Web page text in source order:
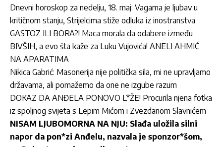
Dnevni horoskop za nedelju, 18. maj: Vagama je ljubav u
kritičnom stanju, Strijelcima stiže odluka iz inostranstva
GASTOZ ILI BORA?! Maca morala da odabere između
BIVŠIH, a evo šta kaže za Luku Vujovića! ANELI AHMIĆ
NA APARATIMA
Nikica Gabrić: Masonerija nije politička sila, mi ne upravljamo
državama, ali pomažemo da one ne izgube razum
DOKAZ DA ANĐELA PONOVO L*ŽE! Procurila njena fotka
iz spoljnog svijeta s Lepim Mićom i Zvezdanom Slavnićem
NISAM LJUBOMORNA NA NJU: Slađa uložila silni
napor da pon*zi Anđelu, nazvala je sponzor*šom,